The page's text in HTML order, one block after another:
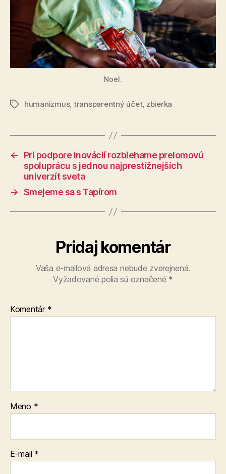
Noel.
Značkyhumanizmus, transparentný účet, zbierka
←
Pri podpore inovácií rozbiehame prelomovú
spoluprácu s jednou najprestížnejších
univerzít sveta
→ Smejeme sa s Tapírom
Pridaj komentár
Vaša e-mailová adresa nebude zverejnená.
Vyžadované polia sú označené *
Komentár *
Meno *
E-mail *